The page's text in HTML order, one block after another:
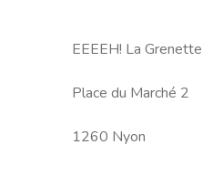
EEEEH! La Grenette
Place du Marché 2
1260 Nyon